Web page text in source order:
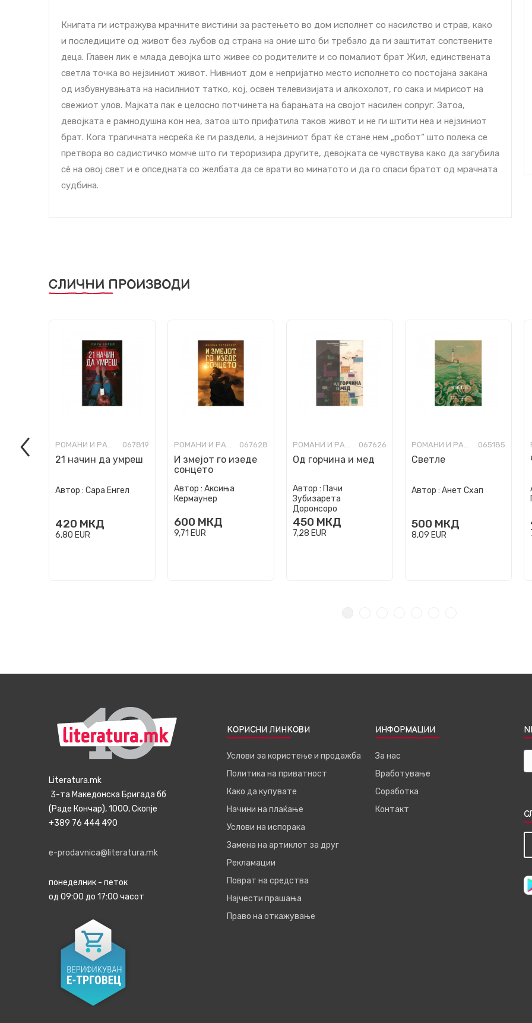
Книгата ги истражува мрачните вистини за растењето во дом исполнет со насилство и страв, како
и последиците од живот без љубов од страна на оние што би требало да ги заштитат сопствените
деца. Главен лик е млада девојка што живее со родителите и со помалиот брат Жил, единствената
светла точка во нејзиниот живот. Нивниот дом е непријатно место исполнето со постојана закана
од избувнувањата на насилниот татко, кој, освен телевизијата и алкохолот, го сака и мирисот на
свежиот улов. Мајката пак е целосно потчинета на барањата на својот насилен сопруг. Затоа,
девојката е рамнодушна кон неа, затоа што прифатила таков живот и не ги штити неа и нејзиниот
брат. Кога трагичната несреќа ќе ги раздели, а нејзиниот брат ќе стане нем „робот“ што полека се
претвора во садистичко момче што ги тероризира другите, девојката се чувствува како да загубила
сè на овој свет и е опседната со желбата да се врати во минатото и да го спаси братот од мрачната
судбина.
СЛИЧНИ ПРОИЗВОДИ
РОМАНИ И РАСКАЗИ ЗА МЛАДИ 067819
21 начин да умреш
Автор : Сара Енгел
420 МКД
6,80 EUR
РОМАНИ И РАСКАЗИ ЗА МЛАДИ 067628
И змеjот го изеде
сонцето
Автор : Аксиња
Кермаунер
600 МКД
9,71 EUR
РОМАНИ И РАСКАЗИ ЗА МЛАДИ 067626
Од горчина и мед
Автор : Пачи
Зубизарета
Доронсоро
450 МКД
7,28 EUR
РОМАНИ И РАСКАЗИ ЗА МЛАДИ 065185
Светле
Автор : Анет Схап
500 МКД
8,09 EUR
Literatura.mk
3-та Македонска Бригада бб
(Раде Кончар), 1000, Скопје
+389 76 444 490
e-prodavnica@literatura.mk
понеделник - петок
од 09:00 до 17:00 часот
КОРИСНИ ЛИНКОВИ
Услови за користење и продажба
Политика на приватност
Како да купувате
Начини на плаќање
Услови на испорака
Замена на артиклот за друг
Рекламации
Поврат на средства
Најчести прашања
Право на откажување
ИНФОРМАЦИИ
За нас
Вработување
Соработка
Контакт